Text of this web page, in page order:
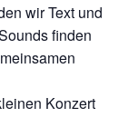
wir Text und
finden
Konzert